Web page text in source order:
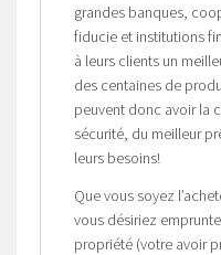
grandes banques,
fiducie et institutions
à leurs clients un
des centaines de
peuvent donc avoir la
sécurité, du meilleur
leurs besoins!
Que vous soyez
vous désiriez
propriété (votre avoir